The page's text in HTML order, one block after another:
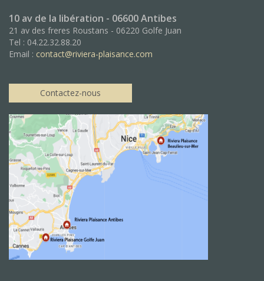
10 av de la libération - 06600 Antibes
21 av des freres Roustans - 06220 Golfe Juan
Tel : 04.22.32.88.20
Email : contact@riviera-plaisance.com
Contactez-nous